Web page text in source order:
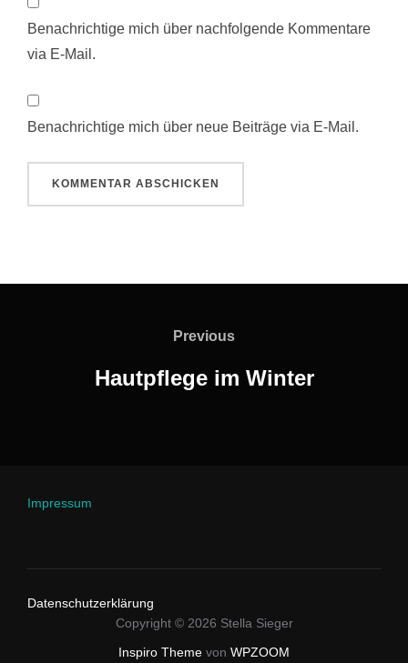
Benachrichtige mich über nachfolgende Kommentare
via E-Mail.
Benachrichtige mich über neue Beiträge via E-Mail.
Previous
Previous
Hautpflege im Winter
Impressum
Datenschutzerklärung
Copyright © 2026 Stella Sieger
Inspiro Theme von WPZOOM